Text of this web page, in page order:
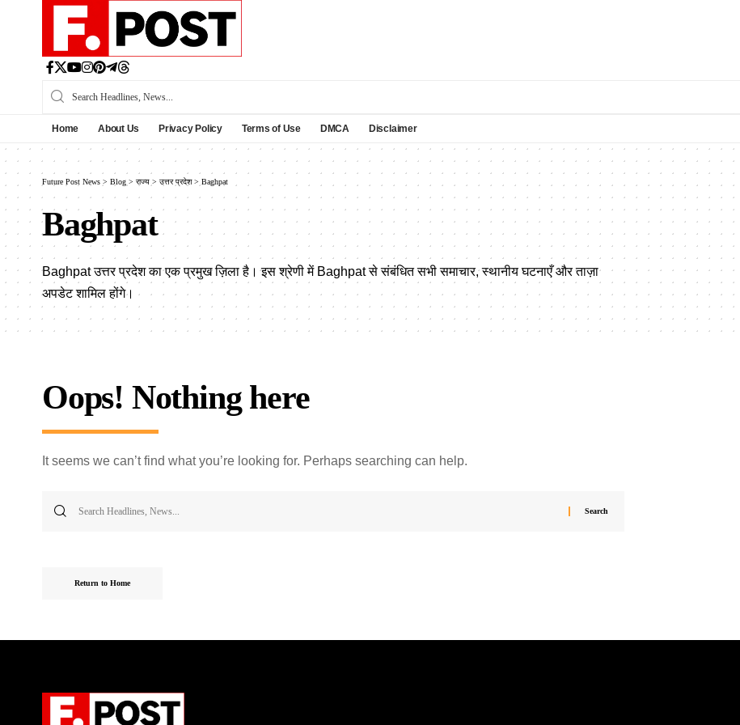
Home About Us Privacy Policy Terms of Use DMCA Disclaimer
Future Post News > Blog > राज्य > उत्तर प्रदेश> Baghpat
Baghpat
Baghpat उत्तर प्रदेश का एक प्रमुख ज़िला है। इस श्रेणी में Baghpat से संबंधित सभी समाचार, स्थानीय घटनाएँ और ताज़ा
अपडेट शामिल होंगे।
Oops! Nothing here
It seems we can’t find what you’re looking for. Perhaps searching can help.
Return to Home